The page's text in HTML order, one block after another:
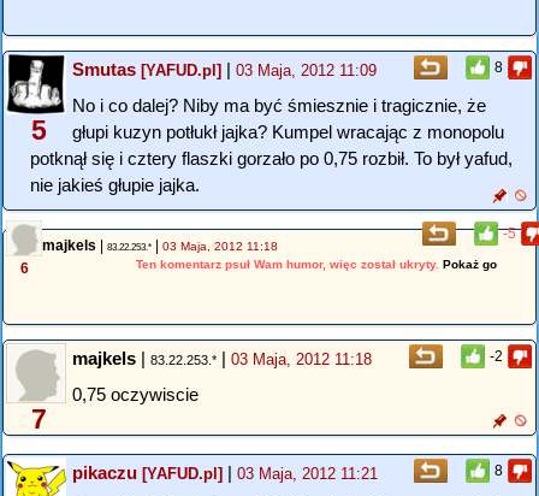
8
5
Smutas [YAFUD.pl] | 03 Maja, 2012 11:09
No i co dalej? Niby ma być śmiesznie i tragicznie, że
głupi kuzyn potłukł jajka? Kumpel wracając z monopolu
potknął się i cztery flaszki gorzało po 0,75 rozbił. To był yafud,
nie jakieś głupie jajka.
-5
6
majkels 83.22.253.*
03 Maja, 2012 11:18
Ten komentarz psuł Wam humor, więc został ukryty. Pokaż go
-2
7
majkels | 83.22.253.* | 03 Maja, 2012 11:18
0,75 oczywiscie
8
pikaczu [YAFUD.pl] | 03 Maja, 2012 11:21